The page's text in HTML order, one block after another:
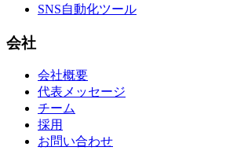
SNS自動化ツール
会社
会社概要
代表メッセージ
チーム
採用
お問い合わせ